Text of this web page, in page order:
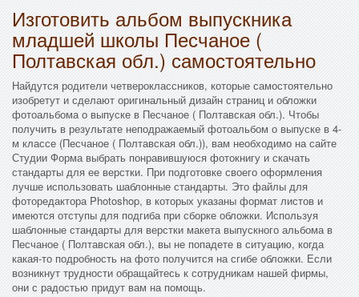
Изготовить альбом выпускника
младшей школы Песчаное (
Полтавская обл.) самостоятельно
Найдутся родители четвероклассников, которые самостоятельно
изобретут и сделают оригинальный дизайн страниц и обложки
фотоальбома о выпуске в Песчаное ( Полтавская обл.). Чтобы
получить в результате неподражаемый фотоальбом о выпуске в 4-
м классе (Песчаное ( Полтавская обл.)), вам необходимо на сайте
Студии Форма выбрать понравившуюся фотокнигу и скачать
стандарты для ее верстки. При подготовке своего оформления
лучше использовать шаблонные стандарты. Это файлы для
фоторедактора Photoshop, в которых указаны формат листов и
имеются отступы для подгиба при сборке обложки. Используя
шаблонные стандарты для верстки макета выпускного альбома в
Песчаное ( Полтавская обл.), вы не попадете в ситуацию, когда
какая-то подробность на фото получится на сгибе обложки. Если
возникнут трудности обращайтесь к сотрудникам нашей фирмы,
они с радостью придут вам на помощь.